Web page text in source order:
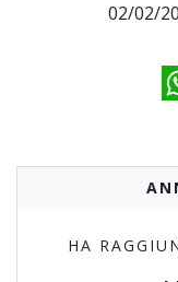
02/02/
HA